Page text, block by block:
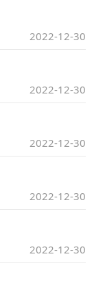
2022-12-30
2022-12-30
2022-12-30
2022-12-30
2022-12-30